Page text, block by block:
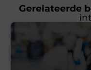
Gerelateerde